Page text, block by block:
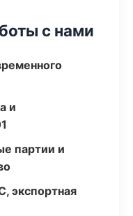
с нами
и
партии и
экспортная